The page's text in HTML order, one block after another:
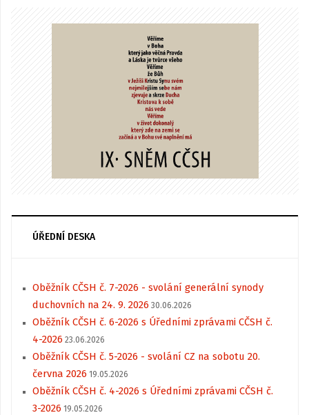
ÚŘEDNÍ DESKA
Oběžník CČSH č. 7-2026 - svolání generální synody
duchovních na 24. 9. 2026 30.06.2026
Oběžník CČSH č. 6-2026 s Úředními zprávami CČSH č.
4-2026 23.06.2026
Oběžník CČSH č. 5-2026 - svolání CZ na sobotu 20.
června 2026 19.05.2026
Oběžník CČSH č. 4-2026 s Úředními zprávami CČSH č.
3-2026 19.05.2026